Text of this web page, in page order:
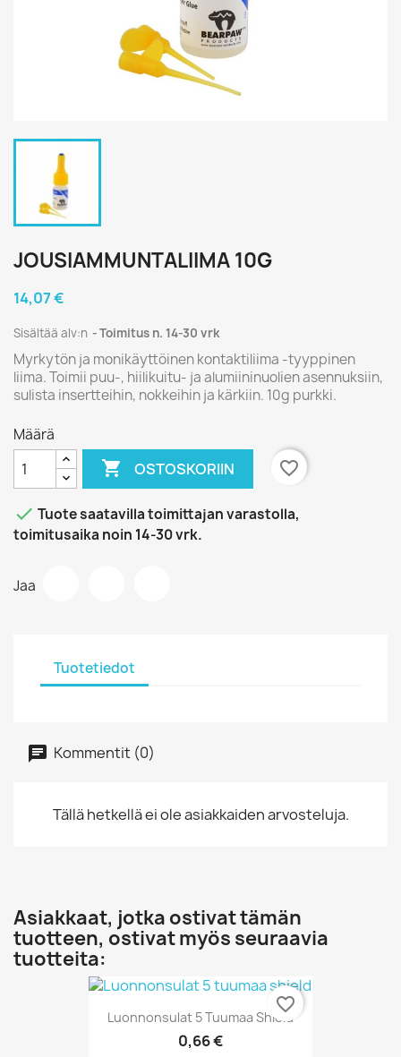
JOUSIAMMUNTALIIMA 10G
14,07 €
Sisältää alv:n Toimitus n. 14-30 vrk
Myrkytön ja monikäyttöinen kontaktiliima -tyyppinen
liima. Toimii puu-, hiilikuitu- ja alumiininuolien asennuksiin,
sulista insertteihin, nokkeihin ja kärkiin. 10g purkki.
Määrä
 OSTOSKORIIN favorite_border
 Tuote saatavilla toimittajan varastolla,
toimitusaika noin 14-30 vrk.
Jaa
Tuotetiedot
Kommentit (0)
Tällä hetkellä ei ole asiakkaiden arvosteluja.
Asiakkaat, jotka ostivat tämän
tuotteen, ostivat myös seuraavia
tuotteita:
Luonnonsulat 5 Tuumaa Shield
0,66 €
favorite_border